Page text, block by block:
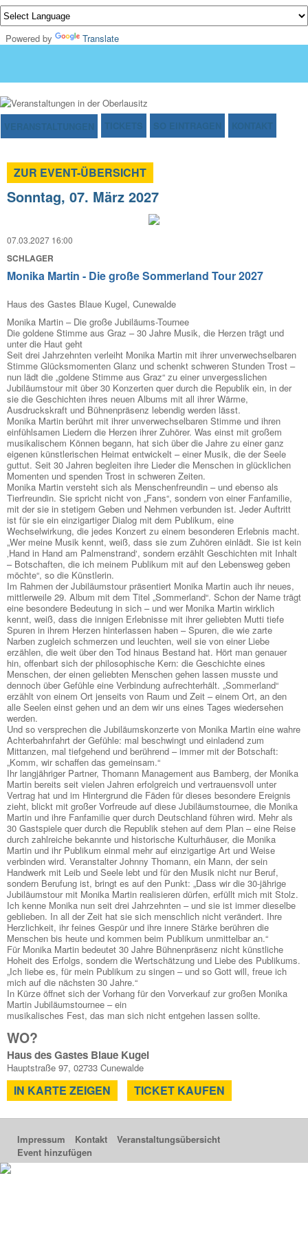
Powered by Translate
VERANSTALTUNGEN TICKETS SO EINTRAGEN KONTAKT
ZUR EVENT-ÜBERSICHT
Sonntag, 07. März 2027
07.03.2027 16:00
SCHLAGER
Monika Martin - Die große Sommerland Tour 2027
Haus des Gastes Blaue Kugel, Cunewalde
Monika Martin – Die große Jubiläums-Tournee
Die goldene Stimme aus Graz – 30 Jahre Musik, die Herzen trägt und
unter die Haut geht
Seit drei Jahrzehnten verleiht Monika Martin mit ihrer unverwechselbaren
Stimme Glücksmomenten Glanz und schenkt schweren Stunden Trost –
nun lädt die „goldene Stimme aus Graz“ zu einer unvergesslichen
Jubiläumstour mit über 30 Konzerten quer durch die Republik ein, in der
sie die Geschichten ihres neuen Albums mit all ihrer Wärme,
Ausdruckskraft und Bühnenpräsenz lebendig werden lässt.
Monika Martin berührt mit ihrer unverwechselbaren Stimme und ihren
einfühlsamen Liedern die Herzen ihrer Zuhörer. Was einst mit großem
musikalischem Können begann, hat sich über die Jahre zu einer ganz
eigenen künstlerischen Heimat entwickelt – einer Musik, die der Seele
guttut. Seit 30 Jahren begleiten ihre Lieder die Menschen in glücklichen
Momenten und spenden Trost in schweren Zeiten.
Monika Martin versteht sich als Menschenfreundin – und ebenso als
Tierfreundin. Sie spricht nicht von „Fans“, sondern von einer Fanfamilie,
mit der sie in stetigem Geben und Nehmen verbunden ist. Jeder Auftritt
ist für sie ein einzigartiger Dialog mit dem Publikum, eine
Wechselwirkung, die jedes Konzert zu einem besonderen Erlebnis macht.
„Wer meine Musik kennt, weiß, dass sie zum Zuhören einlädt. Sie ist kein
‚Hand in Hand am Palmenstrand‘, sondern erzählt Geschichten mit Inhalt
– Botschaften, die ich meinem Publikum mit auf den Lebensweg geben
möchte“, so die Künstlerin.
Im Rahmen der Jubiläumstour präsentiert Monika Martin auch ihr neues,
mittlerweile 29. Album mit dem Titel „Sommerland“. Schon der Name trägt
eine besondere Bedeutung in sich – und wer Monika Martin wirklich
kennt, weiß, dass die innigen Erlebnisse mit ihrer geliebten Mutti tiefe
Spuren in ihrem Herzen hinterlassen haben – Spuren, die wie zarte
Narben zugleich schmerzen und leuchten, weil sie von einer Liebe
erzählen, die weit über den Tod hinaus Bestand hat. Hört man genauer
hin, offenbart sich der philosophische Kern: die Geschichte eines
Menschen, der einen geliebten Menschen gehen lassen musste und
dennoch über Gefühle eine Verbindung aufrechterhält. „Sommerland“
erzählt von einem Ort jenseits von Raum und Zeit – einem Ort, an den
alle Seelen einst gehen und an dem wir uns eines Tages wiedersehen
werden.
Und so versprechen die Jubiläumskonzerte von Monika Martin eine wahre
Achterbahnfahrt der Gefühle: mal beschwingt und einladend zum
Mittanzen, mal tiefgehend und berührend – immer mit der Botschaft:
„Komm, wir schaffen das gemeinsam.“
Ihr langjähriger Partner, Thomann Management aus Bamberg, der Monika
Martin bereits seit vielen Jahren erfolgreich und vertrauensvoll unter
Vertrag hat und im Hintergrund die Fäden für dieses besondere Ereignis
zieht, blickt mit großer Vorfreude auf diese Jubiläumstournee, die Monika
Martin und ihre Fanfamilie quer durch Deutschland führen wird. Mehr als
30 Gastspiele quer durch die Republik stehen auf dem Plan – eine Reise
durch zahlreiche bekannte und historische Kulturhäuser, die Monika
Martin und ihr Publikum einmal mehr auf einzigartige Art und Weise
verbinden wird. Veranstalter Johnny Thomann, ein Mann, der sein
Handwerk mit Leib und Seele lebt und für den Musik nicht nur Beruf,
sondern Berufung ist, bringt es auf den Punkt: „Dass wir die 30-jährige
Jubiläumstour mit Monika Martin realisieren dürfen, erfüllt mich mit Stolz.
Ich kenne Monika nun seit drei Jahrzehnten – und sie ist immer dieselbe
geblieben. In all der Zeit hat sie sich menschlich nicht verändert. Ihre
Herzlichkeit, ihr feines Gespür und ihre innere Stärke berühren die
Menschen bis heute und kommen beim Publikum unmittelbar an.“
Für Monika Martin bedeutet 30 Jahre Bühnenpräsenz nicht künstliche
Hoheit des Erfolgs, sondern die Wertschätzung und Liebe des Publikums.
„Ich liebe es, für mein Publikum zu singen – und so Gott will, freue ich
mich auf die nächsten 30 Jahre.“
In Kürze öffnet sich der Vorhang für den Vorverkauf zur großen Monika
Martin Jubiläumstournee – ein
musikalisches Fest, das man sich nicht entgehen lassen sollte.
WO?
Haus des Gastes Blaue Kugel
Hauptstraße 97, 02733 Cunewalde
IN KARTE ZEIGEN TICKET KAUFEN
Impressum Kontakt
Veranstaltungsübersicht
Event hinzufügen